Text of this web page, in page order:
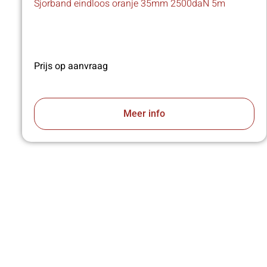
Sjorband eindloos oranje 35mm 2500daN 5m
Prijs op aanvraag
Meer info